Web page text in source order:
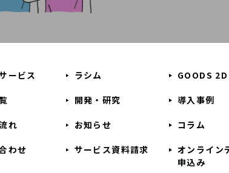
ービス ラシム GOODS 2D
開発・研究 導入事例
れ お知らせ コラム
わせ サービス資料請求
オンライン
申込み